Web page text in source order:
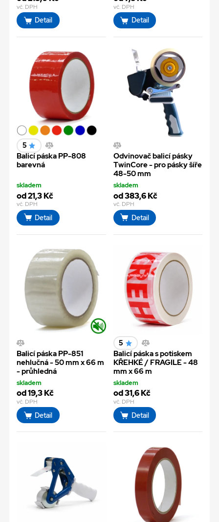
vč. DPH
Detail
vč. DPH
Detail
5
Balicí páska PP-808
barevná
skladem
od 21,3 Kč
vč. DPH
Detail
Odvinovač balicí pásky
TwinCore - pro pásky šíře
48-50 mm
skladem
od 383,6 Kč
vč. DPH
Detail
Balicí páska PP-851
nehlučná - 50 mm x 66 m
- průhledná
skladem
od 19,3 Kč
vč. DPH
Detail
5
Balicí páska s potiskem
KŘEHKÉ / FRAGILE - 48
mm x 66 m
skladem
od 31,6 Kč
vč. DPH
Detail